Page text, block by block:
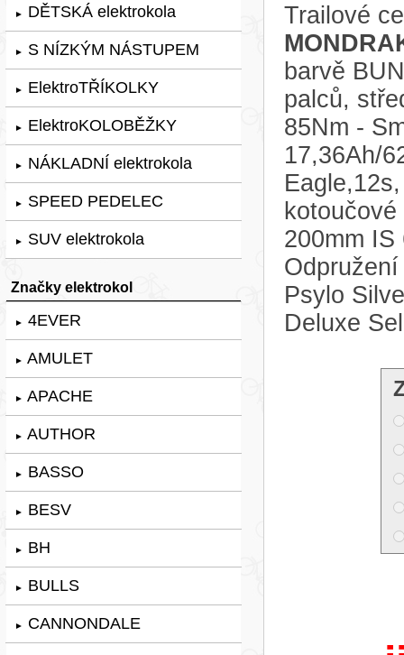
► DĚTSKÁ elektrokola
► S NÍZKÝM NÁSTUPEM
► ElektroTŘÍKOLKY
► ElektroKOLOBĚŽKY
► NÁKLADNÍ elektrokola
► SPEED PEDELEC
► SUV elektrokola
Značky elektrokol
► 4EVER
► AMULET
► APACHE
► AUTHOR
► BASSO
► BESV
► BH
► BULLS
► CANNONDALE
Trailové
barvě
palců,
85Nm -
17,36Ah/
200mm
Psylo
Deluxe